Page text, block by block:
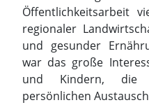
Das
Mit Trachten,
abwechslungsreichen
beteiligten
vielfältig und
ländlichen Raum ist.